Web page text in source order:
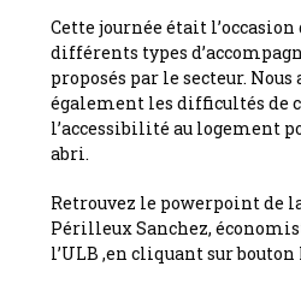
Cette journée était
différents types
proposés par le secteur. Nous
également les difficultés de
l’accessibilité au logement
abri.
Retrouvez le powerpoint de
Périlleux Sanchez,
l’ULB ,en cliquant sur bouton